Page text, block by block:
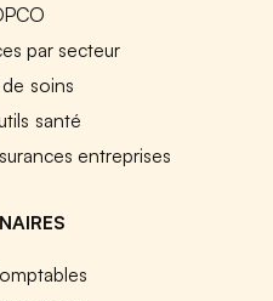
par secteur
de soins
santé
entreprises